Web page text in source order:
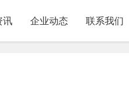
讯 企业动态 联系我们